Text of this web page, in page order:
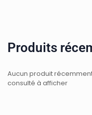
Produits
Aucun produit
consulté à afficher